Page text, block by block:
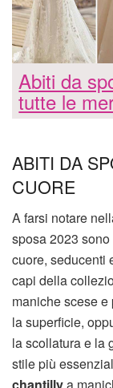
Abiti da
tutte le
ABITI DA
CUORE
A farsi notare
sposa 2023
cuore, seducenti
capi della
maniche scese e
la superficie,
la scollatura e la
stile più